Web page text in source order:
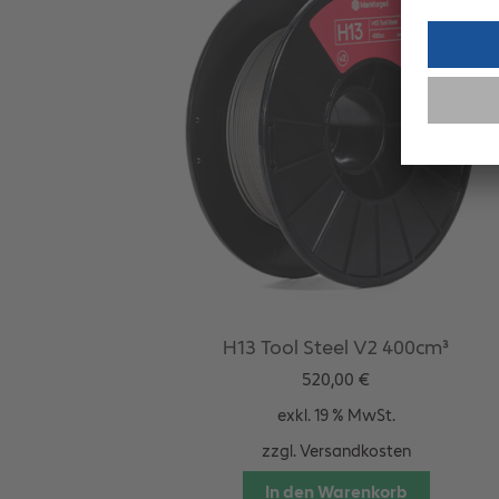
H13 Tool Steel V2 400cm³
520,00 €
exkl. 19 % MwSt.
zzgl. Versandkosten
In den Warenkorb